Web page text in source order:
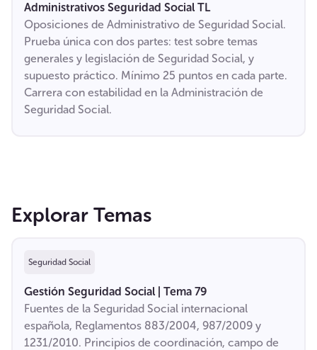
Administrativos Seguridad Social TL
Oposiciones de Administrativo de Seguridad Social.
Prueba única con dos partes: test sobre temas
generales y legislación de Seguridad Social, y
supuesto práctico. Mínimo 25 puntos en cada parte.
Carrera con estabilidad en la Administración de
Seguridad Social.
Explorar Temas
Seguridad Social
Gestión Seguridad Social | Tema 79
Fuentes de la Seguridad Social internacional
española, Reglamentos 883/2004, 987/2009 y
1231/2010. Principios de coordinación, campo de